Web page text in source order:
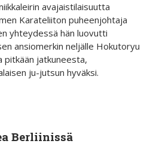
avajaistilaisuutta
Karateliiton puheenjohtaja
yhteydessä hän luovutti
ansiomerkin neljälle Hokutoryu
pitkään jatkuneesta,
ju-jutsun hyväksi.
Berliinissä